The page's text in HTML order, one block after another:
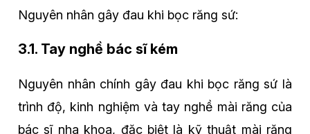
Nguyên nhân gây đau khi bọc răng sứ:
3.1. Tay nghề bác sĩ kém
Nguyên nhân chính gây đau khi bọc răng sứ là
trình độ, kinh nghiệm và tay nghề mài răng của
bác sĩ nha khoa, đặc biệt là kỹ thuật mài răng